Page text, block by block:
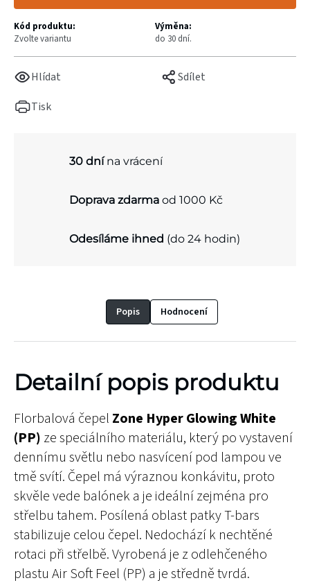
Tisk
Hlídat Sdílet
Kód produktu:
Zvolte variantu
Výměna:
do 30 dní.
30 dnína vrácení
Doprava zdarma od 1000 Kč
Odesíláme ihned (do 24 hodin)
Popis Hodnocení
Detailní popis produktu
Florbalová čepel Zone Hyper Glowing White
(PP) ze speciálního materiálu, který po vystavení
dennímu světlu nebo nasvícení pod lampou ve
tmě svítí. Čepel má výraznou konkávitu, proto
skvěle vede balónek a je ideální zejména pro
střelbu tahem. Posílená oblast patky T-bars
stabilizuje celou čepel. Nedochází k nechtěné
rotaci při střelbě. Vyrobená je z odlehčeného
plastu Air Soft Feel (PP) a je středně tvrdá.